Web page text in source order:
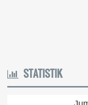
04 Desember 2025 11:32:59
Token PLN gratis 8626
STATISTIK